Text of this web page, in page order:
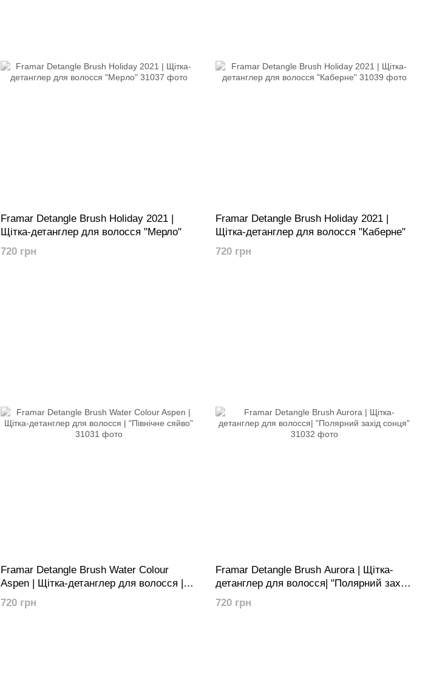
Framar Detangle Brush Holiday 2021 |
Щітка-детанглер для волосся "Мерло"
720 грн
Framar Detangle Brush Holiday 2021 |
Щітка-детанглер для волосся "Каберне"
720 грн
Framar Detangle Brush Water Colour
Aspen | Щітка-детанглер для волосся |
"Північне сяйво"
720 грн
Framar Detangle Brush Aurora | Щітка-
детанглер для волосся| "Полярний захід
сонця"
720 грн